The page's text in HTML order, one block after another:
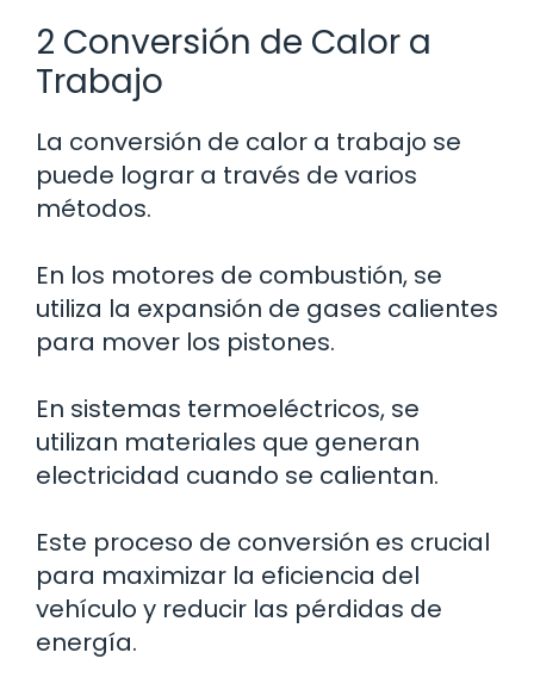
2 Conversión de Calor a
Trabajo
La conversión de calor a trabajo se
puede lograr a través de varios
métodos.
En los motores de combustión, se
utiliza la expansión de gases calientes
para mover los pistones.
En sistemas termoeléctricos, se
utilizan materiales que generan
electricidad cuando se calientan.
Este proceso de conversión es crucial
para maximizar la eficiencia del
vehículo y reducir las pérdidas de
energía.